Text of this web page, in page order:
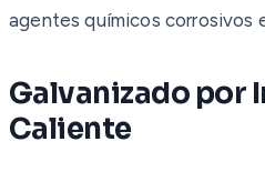
agentes químicos corrosivos
Galvanizado por
Caliente